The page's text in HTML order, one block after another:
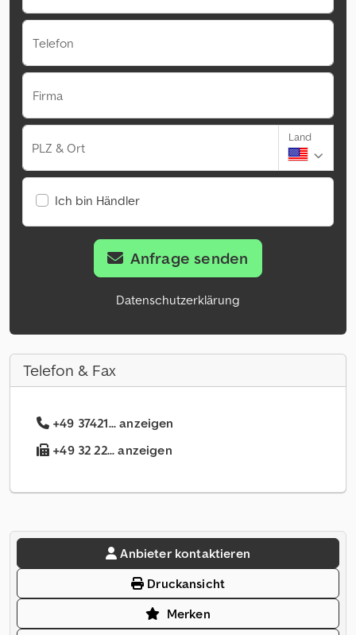
Telefon
Firma
PLZ & Ort
Land
Ich bin Händler
Anfrage senden
Datenschutzerklärung
Telefon & Fax
+49 37421... anzeigen
+49 32 22... anzeigen
Anbieter kontaktieren
Druckansicht
Merken